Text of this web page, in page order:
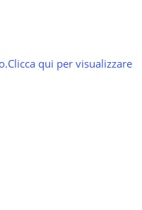
qui per visualizzare